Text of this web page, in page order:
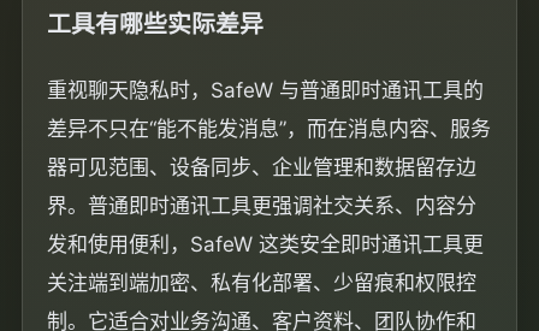
工具有哪些实际差异
重视聊天隐私时，SafeW 与普通即时通讯工具的
差异不只在“能不能发消息”，而在消息内容、服务
器可见范围、设备同步、企业管理和数据留存边
界。普通即时通讯工具更强调社交关系、内容分
发和使用便利，SafeW 这类安全即时通讯工具更
关注端到端加密、私有化部署、少留痕和权限控
制。它适合对业务沟通、客户资料、团队协作和